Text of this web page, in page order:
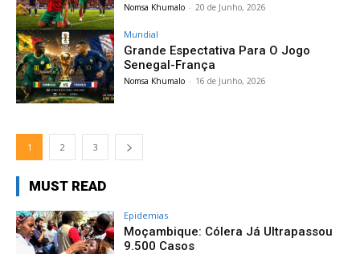
Nomsa Khumalo - 20 de Junho, 2026
Mundial
Grande Espectativa Para O Jogo
Senegal-França
Nomsa Khumalo - 16 de Junho, 2026
1 2 3
MUST READ
Epidemias
Moçambique: Cólera Já Ultrapassou
9.500 Casos